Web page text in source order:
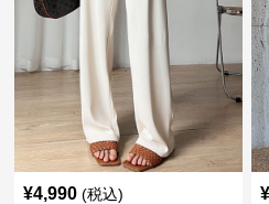
¥4,990 (税込) ¥